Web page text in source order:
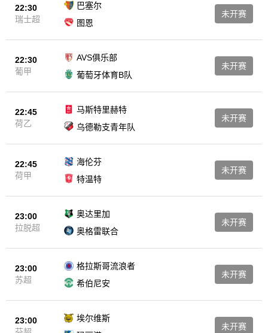
22:30
瑞士超
巴塞尔
图恩
未开赛
22:30
葡甲
AVS俱乐部
葡萄牙体育B队
未开赛
22:45
荷乙
马斯特里赫特
乌德勒支青年队
未开赛
22:45
荷甲
海伦芬
特温特
未开赛
23:00
拉脱超
奥达里加
奥格雷联合
未开赛
23:00
苏超
格拉斯哥流浪者
希伯尼安
未开赛
23:00
埃尔维斯
未开赛